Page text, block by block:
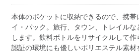
本体のポケットに収納できるので、携
イ・パック。旅行、タウン、トレイル
します。飲料ボトルをリサイクルして
認証の環境にも優しいポリエステル素材